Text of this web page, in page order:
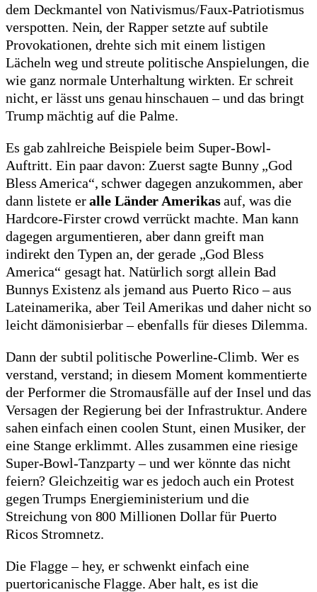
dem Deckmantel von Nativismus/Faux-Patriotismus
verspotten. Nein, der Rapper setzte auf subtile
Provokationen, drehte sich mit einem listigen
Lächeln weg und streute politische Anspielungen, die
wie ganz normale Unterhaltung wirkten. Er schreit
nicht, er lässt uns genau hinschauen – und das bringt
Trump mächtig auf die Palme.
Es gab zahlreiche Beispiele beim Super-Bowl-
Auftritt. Ein paar davon: Zuerst sagte Bunny „God
Bless America“, schwer dagegen anzukommen, aber
dann listete eralle Länder Amerikasauf, was die
Hardcore-Firster crowd verrückt machte. Man kann
dagegen argumentieren, aber dann greift man
indirekt den Typen an, der gerade „God Bless
America“ gesagt hat. Natürlich sorgt allein Bad
Bunnys Existenz als jemand aus Puerto Rico – aus
Lateinamerika, aber Teil Amerikas und daher nicht so
leicht dämonisierbar – ebenfalls für dieses Dilemma.
Dann der subtil politische Powerline-Climb. Wer es
verstand, verstand; in diesem Moment kommentierte
der Performer die Stromausfälle auf der Insel und das
Versagen der Regierung bei der Infrastruktur. Andere
sahen einfach einen coolen Stunt, einen Musiker, der
eine Stange erklimmt. Alles zusammen eine riesige
Super-Bowl-Tanzparty – und wer könnte das nicht
feiern? Gleichzeitig war es jedoch auch ein Protest
gegen Trumps Energieministerium und die
Streichung von 800 Millionen Dollar für Puerto
Ricos Stromnetz.
Die Flagge – hey, er schwenkt einfach eine
puertoricanische Flagge. Aber halt, es ist die